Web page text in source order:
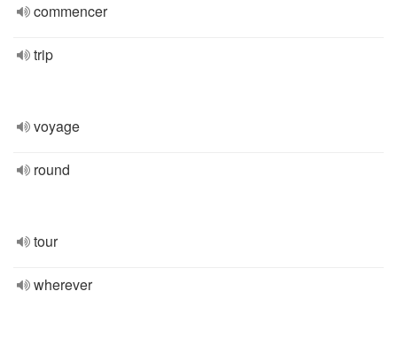
commencer
trip
voyage
round
tour
wherever